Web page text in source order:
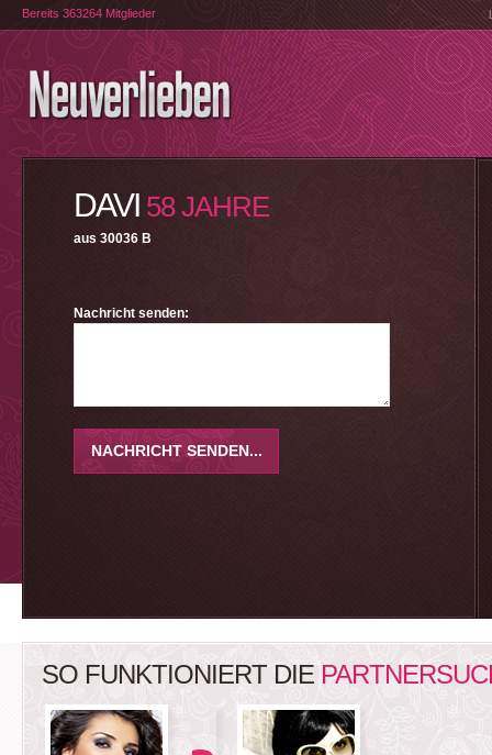
Bereits 363264 Mitglieder
DAVI 58 JAHRE
aus 30036 B
Nachricht senden:
SO FUNKTIONIERT DIE